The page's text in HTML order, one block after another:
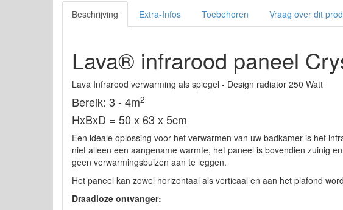
Beschrijving Extra-Infos Toebehoren Vraag over dit
Lava® infrarood paneel
Lava Infrarood verwarming als spiegel - Design radiator 250 Watt
Bereik: 3 - 4m2
HxBxD = 50 x 63 x 5cm
Een ideale oplossing voor het verwarmen van uw badkamer is het
niet alleen een aangename warmte, het paneel is bovendien zuinig
geen verwarmingsbuizen aan te leggen.
Het paneel kan zowel horizontaal als verticaal en aan het plafond
Draadloze ontvanger: